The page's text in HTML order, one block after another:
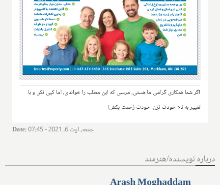
اگر شما همکاری گرامی ما هستی، مرسی که این مطلب را خواندی، اما کپی نکن و با
تغییر به نام خودت نزن، خودت زحمت بکش!
Date: جمعه, اوت 6, 2021 - 07:45
درباره نویسنده/هنرمند